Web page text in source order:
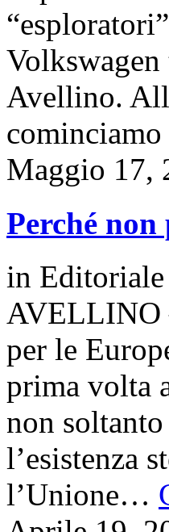
Avellino.
Maggio 17,
Perché non
in
AVELLINO
per le
prima volta
non
l’esistenza
l’Unione…